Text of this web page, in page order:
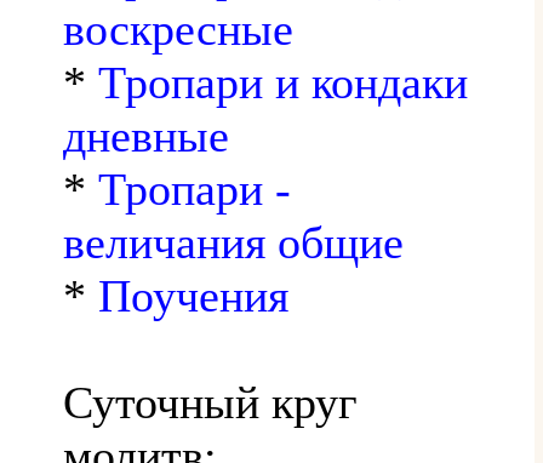
воскресные
* Тропари и кондаки
дневные
* Тропари -
величания общие
* Поучения
Суточный круг